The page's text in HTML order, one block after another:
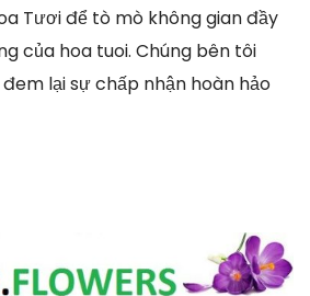
Tươi để tò mò không gian đầy
của hoa tuoi. Chúng bên tôi
lại sự chấp nhận hoàn hảo